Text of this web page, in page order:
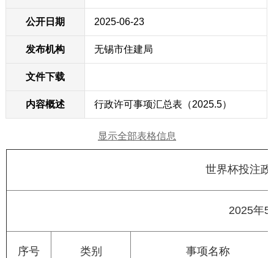
公开日期 2025-06-23
发布机构 无锡市住建局
文件下载
内容概述 行政许可事项汇总表（2025.5）
显示全部表格信息
世界杯投注
2025年5
序号 类别 事项名称